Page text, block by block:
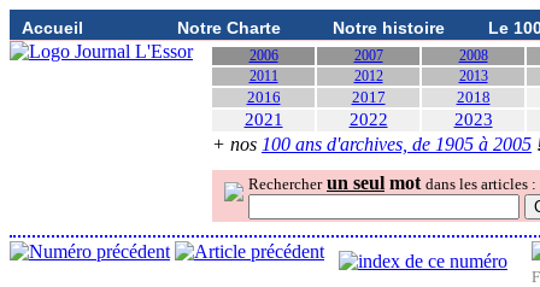
Accueil Notre Charte Notre histoire Le
2006 2007
2008
2011
2012 2013
2016 2017 2018
2021 2022 2023
+ nos 100 ans d'archives, de 1905 à 2005
Rechercher un seul mot dans les articles :